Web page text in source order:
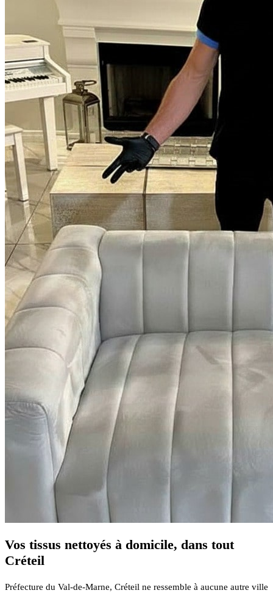
Vos tissus nettoyés à domicile, dans tout
Créteil
Préfecture du Val-de-Marne, Créteil ne ressemble à aucune autre ville